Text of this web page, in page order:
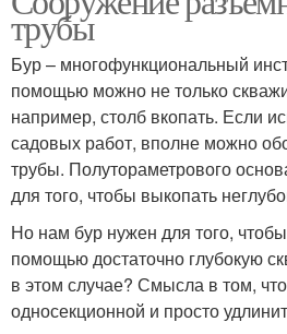
трубы
Бур – многофункциональный
помощью можно не только
например, столб вкопать. Если
садовых работ, вполне можно
трубы. Полутораметрового
для того, чтобы выкопать
Но нам бур нужен для того,
помощью достаточно глубокую
в этом случае? Смысла в том,
односекционной и просто